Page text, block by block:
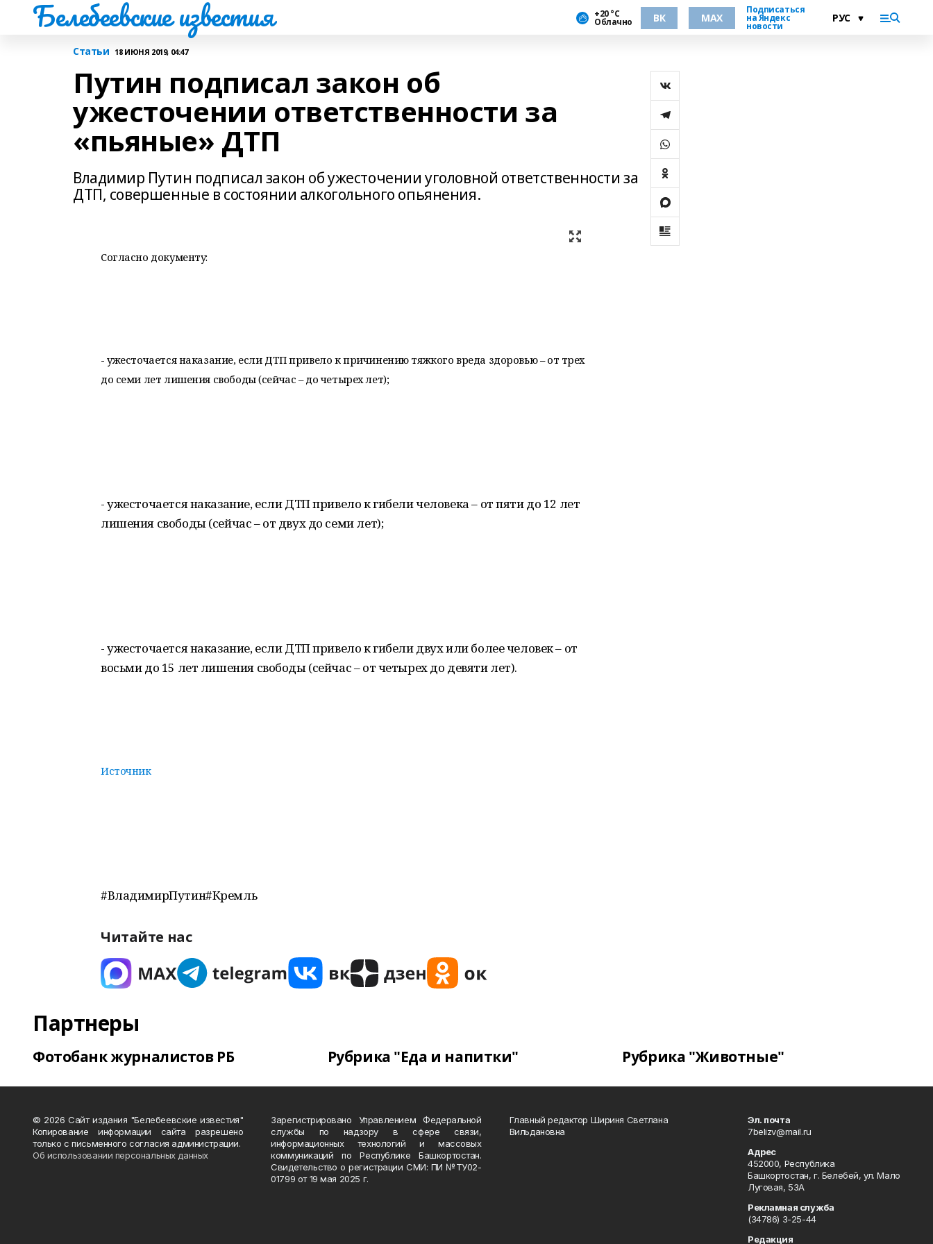
Белебеевские известия +20 °С
Облачно ВК MAX
Подписаться
на Яндекс
новости
Статьи 18 ИЮНЯ 2019, 04:47
Путин подписал закон об
ужесточении ответственности за
«пьяные» ДТП
Владимир Путин подписал закон об ужесточении уголовной ответственности за
ДТП, совершенные в состоянии алкогольного опьянения.
Согласно документу:
- ужесточается наказание, если ДТП привело к причинению тяжкого вреда здоровью – от трех
до семи лет лишения свободы (сейчас – до четырех лет);
- ужесточается наказание, если ДТП привело к гибели человека – от пяти до 12 лет
лишения свободы (сейчас – от двух до семи лет);
- ужесточается наказание, если ДТП привело к гибели двух или более человек – от
восьми до 15 лет лишения свободы (сейчас – от четырех до девяти лет).
Источник
#ВладимирПутин#Кремль
Читайте нас
Партнеры
Фотобанк журналистов РБ Рубрика "Еда и напитки" Рубрика "Животные"
© 2026 Сайт издания "Белебеевские известия"
Копирование информации сайта разрешено
только с письменного согласия администрации.
Об использовании персональных данных
Зарегистрировано Управлением Федеральной
службы по надзору в сфере связи,
информационных технологий и массовых
коммуникаций по Республике Башкортостан.
Свидетельство о регистрации СМИ: ПИ №ТУ02-
01799 от 19 мая 2025 г.
Главный редактор Шириня Светлана
Вильдановна
Эл. почта
7belizv@mail.ru
Адрес
452000, Республика
Башкортостан, г. Белебей, ул. Мало
Луговая, 53А
Рекламная служба
(34786) 3-25-44
Редакция